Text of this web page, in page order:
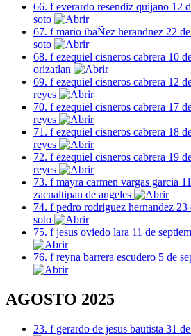
66. f everardo resendiz quijano 12
soto
67. f mario ibaÑez herandnez 22
soto
68. f ezequiel cisneros cabrera 10
orizatlan
69. f ezequiel cisneros cabrera 12
reyes
70. f ezequiel cisneros cabrera 17
reyes
71. f ezequiel cisneros cabrera 18
reyes
72. f ezequiel cisneros cabrera 19
reyes
73. f mayra carmen vargas garcia
zacualtipan de angeles
74. f pedro rodriguez hernandez 23
soto
75. f jesus oviedo lara 11 de
76. f reyna barrera escudero 5 de
AGOSTO 2025
23. f gerardo de jesus bautista 31